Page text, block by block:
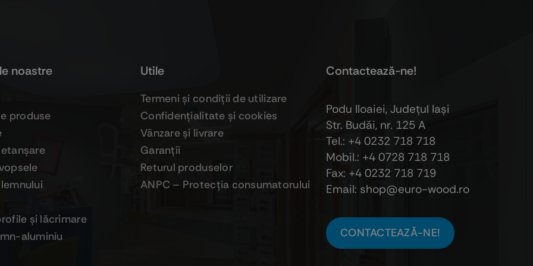
noastre
produse
şi lăcrimare
aluminiu
Utile
Termeni şi condiţii de utilizare
Confidenţialitate şi cookies
Vânzare şi livrare
Garanţii
Returul produselor
ANPC – Protecţia consumatorului
Contactează-ne!
Podu Iloaiei, Judeţul Iaşi
Str. Budăi, nr. 125 A
Tel.: +4 0232 718 718
Mobil.: +4 0728 718 718
Fax: +4 0232 718 719
Email: shop@euro-wood.ro
CONTACTEAZĂ-NE!